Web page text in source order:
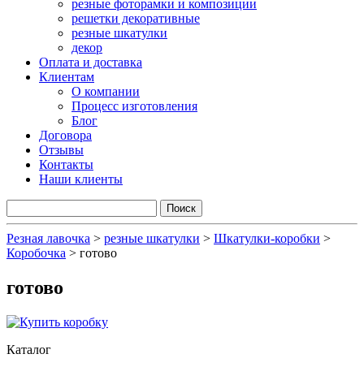
резные фоторамки и композиции
решетки декоративные
резные шкатулки
декор
Оплата и доставка
Клиентам
О компании
Процесс изготовления
Блог
Договора
Отзывы
Контакты
Наши клиенты
Резная лавочка > резные шкатулки > Шкатулки-коробки >
Коробочка > готово
готово
Каталог